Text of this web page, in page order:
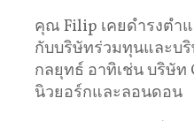
คุณ Filip เคยดำรงตำ
กับบริษัทร่วมทุนและบ
กลยุทธ์ อาทิเช่น บริษัท
นิวยอร์กและลอนดอน